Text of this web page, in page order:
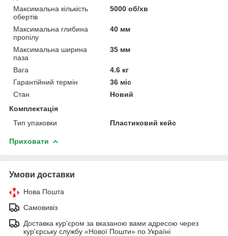
Максимальна кількість
обертів
5000 об/хв
Максимальна глибина
пропілу
40 мм
Максимальна ширина
паза
35 мм
Вага
4.6 кг
Гарантійний термін
36 міс
Стан
Новий
Комплектація
Тип упаковки
Пластиковий кейс
Приховати
Умови доставки
Нова Пошта
Самовивіз
Доставка кур'єром за вказаною вами адресою через
кур'єрську службу «Нової Пошти» по Україні